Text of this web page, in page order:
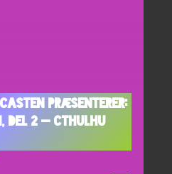
præsenterer:
del 2 — Cthulhu